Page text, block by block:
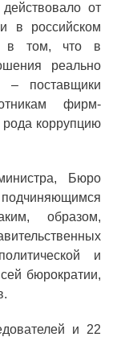
от
в российском
в том, что в
реально
поставщики
фирм-
рода коррупцию
Бюро
подчиняющимся
образом,
и
бюрократии,
и 22